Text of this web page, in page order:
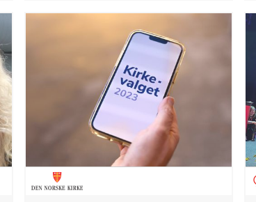
daglig leder i Bodø/Glimt.